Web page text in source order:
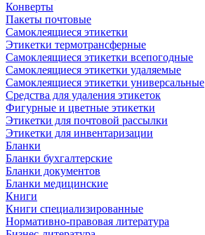
Конверты
Пакеты почтовые
Самоклеящиеся этикетки
Этикетки термотрансферные
Самоклеящиеся этикетки всепогодные
Самоклеящиеся этикетки удаляемые
Самоклеящиеся этикетки универсальные
Средства для удаления этикеток
Фигурные и цветные этикетки
Этикетки для почтовой рассылки
Этикетки для инвентаризации
Бланки
Бланки бухгалтерские
Бланки документов
Бланки медицинские
Книги
Книги специализированные
Нормативно-правовая литература